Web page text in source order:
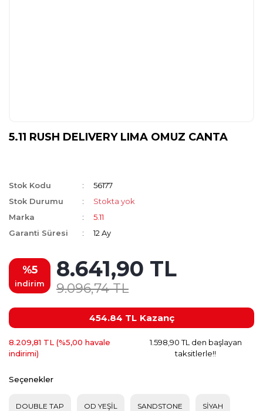
5.11 RUSH DELIVERY LIMA OMUZ CANTA
Stok Kodu
56177
Stok Durumu
Stokta yok
Marka
5.11
Garanti Süresi
12 Ay
%5
indirim
8.641,90 TL
9.096,74 TL
454.84 TL Kazanç
8.209,81 TL (%5,00 havale
indirimi)
1.598,90 TL den başlayan
taksitlerle!!
Seçenekler
DOUBLE TAP OD YEŞİL SANDSTONE SİYAH